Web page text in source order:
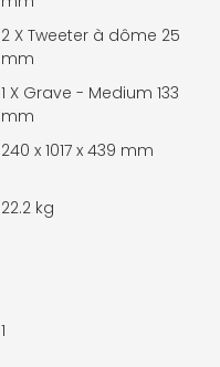
2 X Tweeter à dôme 25
mm
1 X Grave - Medium 133
mm
240 x 1017 x 439 mm
22.2 kg
1